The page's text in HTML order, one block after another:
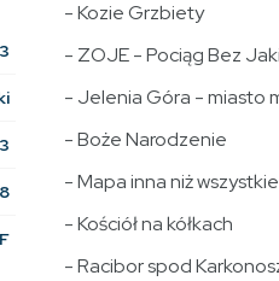
- Kozie Grzbiety
- ZOJE - Pociąg Bez
- Jelenia Góra - miasto
- Boże Narodzenie
- Mapa inna niż wszystkie
- Kościół na kółkach
- Racibor spod